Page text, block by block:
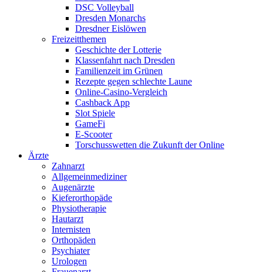
DSC Volleyball
Dresden Monarchs
Dresdner Eislöwen
Freizeitthemen
Geschichte der Lotterie
Klassenfahrt nach Dresden
Familienzeit im Grünen
Rezepte gegen schlechte Laune
Online-Casino-Vergleich
Cashback App
Slot Spiele
GameFi
E-Scooter
Torschusswetten die Zukunft der Online
Ärzte
Zahnarzt
Allgemeinmediziner
Augenärzte
Kieferorthopäde
Physiotherapie
Hautarzt
Internisten
Orthopäden
Psychiater
Urologen